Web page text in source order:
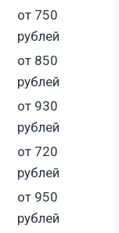
от 750
рублей
от 850
рублей
от 930
рублей
от 720
рублей
от 950
рублей